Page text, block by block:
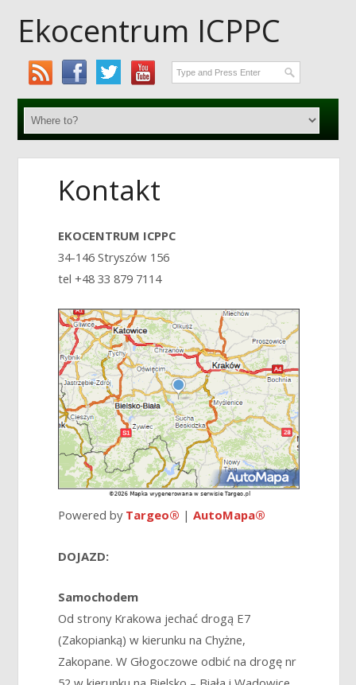
Ekocentrum ICPPC
Kontakt
EKOCENTRUM ICPPC
34-146 Stryszów 156
tel +48 33 879 7114
Powered by Targeo® |AutoMapa®
DOJAZD:
Samochodem
Od strony Krakowa jechać drogą E7
(Zakopianką) w kierunku na Chyżne,
Zakopane. W Głogoczowe odbić na drogę nr